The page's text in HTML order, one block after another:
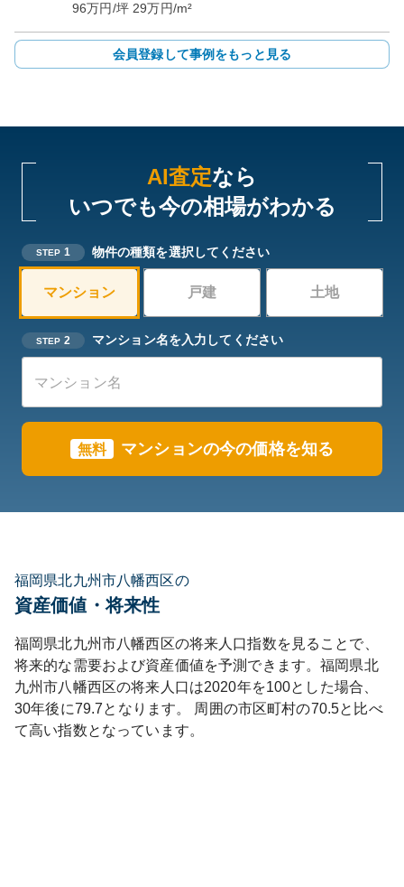
96万円/坪 29万円/m²
会員登録して事例をもっと見る
AI査定なら
いつでも今の相場がわかる
STEP 1 物件の種類を選択してください
マンション 戸建 土地
STEP 2 マンション名を入力してください
無料 マンションの今の価格を知る
福岡県北九州市八幡西区の
資産価値・将来性
福岡県北九州市八幡西区の将来人口指数を見ることで、
将来的な需要および資産価値を予測できます。福岡県北
九州市八幡西区の将来人口は2020年を100とした場合、
30年後に79.7となります。 周囲の市区町村の70.5と比べ
て高い指数となっています。